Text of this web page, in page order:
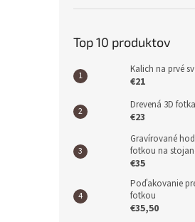
Top 10 produktov
Kalich na prvé
€21
Drevená 3D
€23
Gravírované
fotkou na
€35
Poďakovanie
fotkou
€35,50